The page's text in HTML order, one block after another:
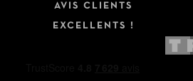
AVIS CLIENTS
EXCELLENTS !